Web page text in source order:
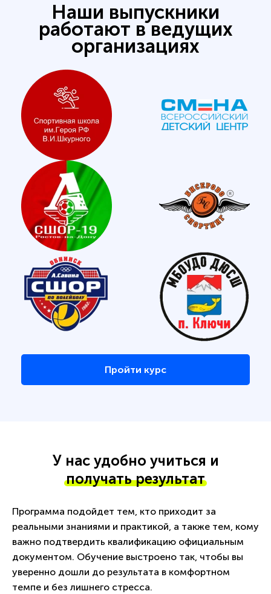
Наши выпускники
работают в ведущих
организациях
Пройти курс
У нас удобно учиться и
получать результат
Программа подойдет тем, кто приходит за
реальными знаниями и практикой, а также тем, кому
важно подтвердить квалификацию официальным
документом. Обучение выстроено так, чтобы вы
уверенно дошли до результата в комфортном
темпе и без лишнего стресса.